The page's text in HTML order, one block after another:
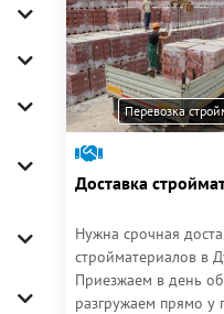
Перевозка
Доставка
Нужна срочная
стройматериалов в
Приезжаем в день
разгружаем прямо у